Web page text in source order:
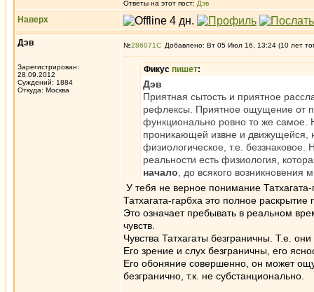
Ответы на этот пост: Дэв
Наверх
Дэв
Зарегистрирован:
28.09.2012
Суждений: 1884
Откуда: Москва
№286071 Добавлено: Вт 05 Июл 16, 13:24 (10 лет
Фикус пишет:
Дэв
Приятная сытость и приятное
рефлексы. Приятное ощущение от
функционально ровно то же самое.
проникающей извне и движущейся,
физиологическое, т.е. беззнаковое.
реальности есть физиология,
начало , до всякого
У тебя не верное понимание Татхагата-
Татхагата-гарбха это полное
Это означает пребывать в реальном
чувств.
Чувства Татхагаты безграничны. Т.е.
Его зрение и слух безграничны, его
Его обоняние совершенно, он может
безгранично, т.к. не субстанционально.